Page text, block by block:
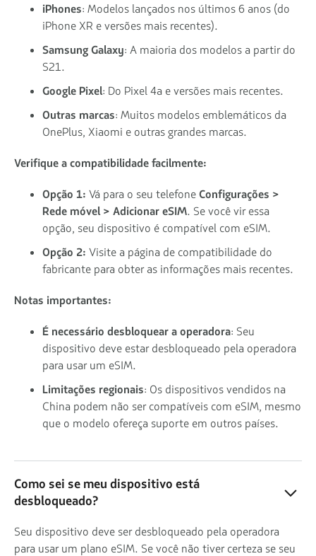
iPhones: Modelos lançados nos últimos 6 anos (do
iPhone XR e versões mais recentes).
Samsung Galaxy: A maioria dos modelos a partir do
S21.
Google Pixel: Do Pixel 4a e versões mais recentes.
Outras marcas: Muitos modelos emblemáticos da
OnePlus, Xiaomi e outras grandes marcas.
Verifique a compatibilidade facilmente:
Opção 1: Vá para o seu telefoneConfigurações >
Rede móvel > Adicionar eSIM. Se você vir essa
opção, seu dispositivo é compatível com eSIM.
Opção 2: Visite a página de compatibilidade do
fabricante para obter as informações mais recentes.
Notas importantes:
É necessário desbloquear a operadora: Seu
dispositivo deve estar desbloqueado pela operadora
para usar um eSIM.
Limitações regionais: Os dispositivos vendidos na
China podem não ser compatíveis com eSIM, mesmo
que o modelo ofereça suporte em outros países.
Como sei se meu dispositivo está
desbloqueado?
Seu dispositivo deve ser desbloqueado pela operadora
para usar um plano eSIM. Se você não tiver certeza se seu